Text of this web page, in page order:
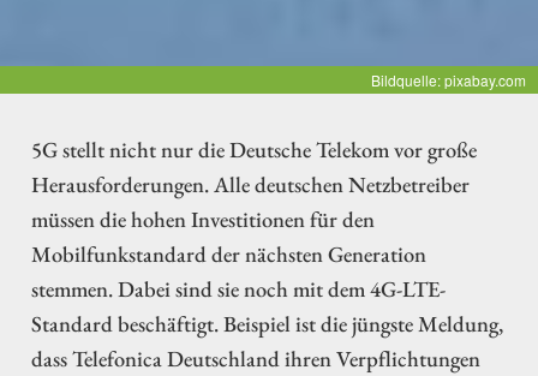
Bildquelle: pixabay.com
5G stellt nicht nur die Deutsche Telekom vor große
Herausforderungen. Alle deutschen Netzbetreiber
müssen die hohen Investitionen für den
Mobilfunkstandard der nächsten Generation
stemmen. Dabei sind sie noch mit dem 4G-LTE-
Standard beschäftigt. Beispiel ist die jüngste Meldung,
dass Telefonica Deutschland ihren Verpflichtungen